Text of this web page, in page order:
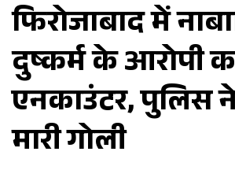
फिरोजाबाद में
दुष्कर्म के आरोपी
एनकाउंटर, पुलिस
मारी गोली